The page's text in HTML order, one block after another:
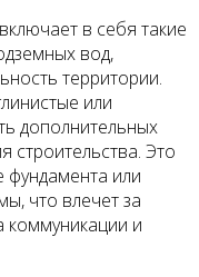
в себя такие
вод,
территории.
или
дополнительных
строительства. Это
фундамента или
что влечет за
коммуникации и